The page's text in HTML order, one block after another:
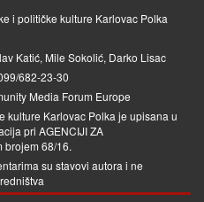
i političke kulture Karlovac Polka
Katić, Mile Sokolić, Darko Lisac
682-23-30
Media Forum Europe
kulture Karlovac Polka je upisana u
pri AGENCIJI ZA
brojem 68/16.
su stavovi autora i ne